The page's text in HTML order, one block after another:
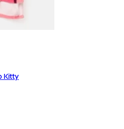
Kitty